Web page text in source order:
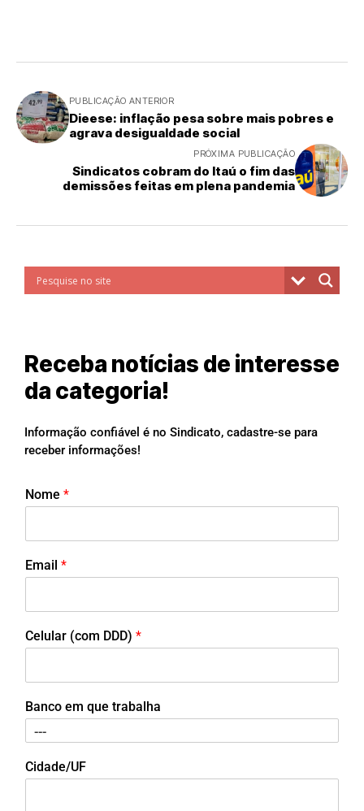
PUBLICAÇÃO ANTERIOR
Dieese: inflação pesa sobre mais pobres e
agrava desigualdade social
PRÓXIMA PUBLICAÇÃO
Sindicatos cobram do Itaú o fim das
demissões feitas em plena pandemia
Receba notícias de interesse
da categoria!
Informação confiável é no Sindicato, cadastre-se para
receber informações!
Nome *
Email *
Celular (com DDD) *
Banco em que trabalha
Cidade/UF